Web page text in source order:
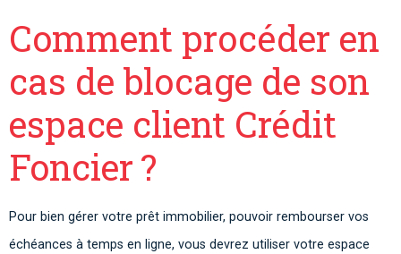
Comment procéder en
cas de blocage de son
espace client Crédit
Foncier ?
Pour bien gérer votre prêt immobilier, pouvoir rembourser vos
échéances à temps en ligne, vous devrez utiliser votre espace